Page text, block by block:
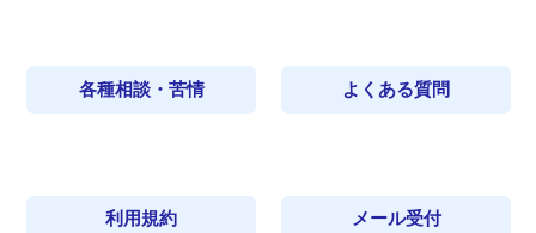
各種相談・苦情 よくある質問
利用規約 メール受付